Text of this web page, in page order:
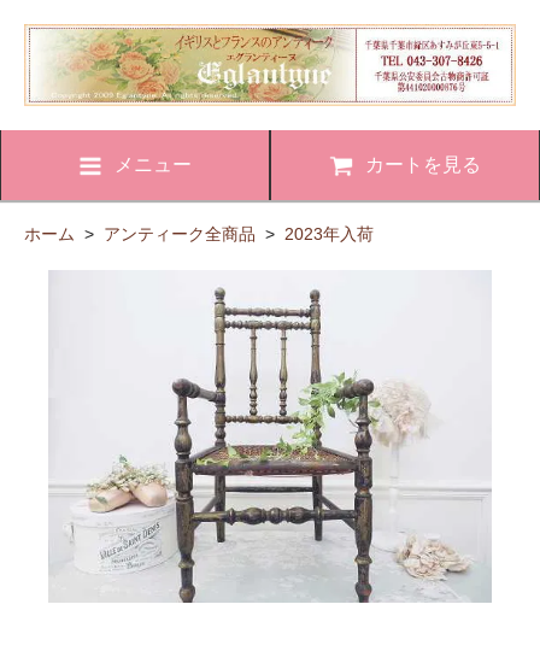
メニュー カートを見る
ホーム > アンティーク全商品 > 2023年入荷